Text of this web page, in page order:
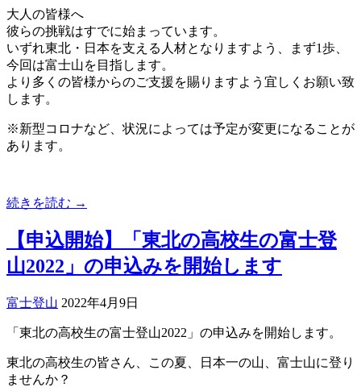
大人の皆様へ
彼らの挑戦はすでに始まっています。
いずれ東北・日本を支える人材となりますよう、まず1歩、
今回は富士山を目指します。
より多くの皆様からのご支援を賜りますよう宜しくお願い致
します。
※新型コロナなど、状況によっては予定が変更になることが
あります。
続きを読む →
【申込開始】「東北の高校生の富士登
山2022」の申込みを開始します
富士登山 2022年4月9日
「東北の高校生の富士登山2022」の申込みを開始します。
東北の高校生の皆さん、この夏、日本一の山、富士山に登り
ませんか？